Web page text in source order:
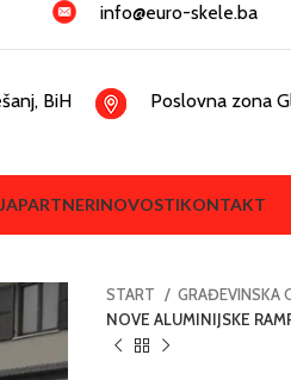
info@euro-skele.ba
BiH Poslovna zona
PARTNERINOVOSTIKONTAKT
START GRAĐEVINSKA
NOVE ALUMINIJSKE